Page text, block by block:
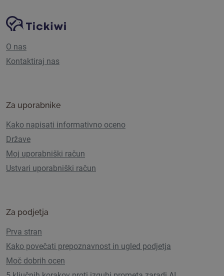
Navigacija spletnega mesta
Platforma Tickiwi
O nas
Kontaktiraj nas
Za uporabnike
Kako napisati informativno oceno
Države
Moj uporabniški račun
Ustvari uporabniški račun
Za podjetja
Prva stran
Kako povečati prepoznavnost in ugled podjetja
Moč dobrih ocen